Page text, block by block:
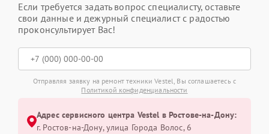
Если требуется задать вопрос специалисту, оставьте
свои данные и дежурный специалист с радостью
проконсультирует Вас!
Отправляя заявку на ремонт техники Vestel, Вы соглашаетесь с
Политикой конфиденциальности
Адрес сервисного центра Vestel в Ростове-на-Дону:
г. Ростов-на-Дону, улица Города Волос, 6